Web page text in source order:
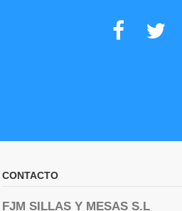
CONTACTO
FJM SILLAS Y MESAS S.L